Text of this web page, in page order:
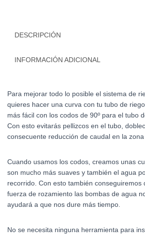
DESCRIPCIÓN
INFORMACIÓN ADICIONAL
Para mejorar todo lo posible el sistema de
quieres hacer una curva con tu tubo de
más fácil con los codos de 90º para el tubo
Con esto evitarás pellizcos en el tubo,
consecuente reducción de caudal en la
Cuando usamos los codos, creamos unas
son mucho más suaves y también el agua
recorrido. Con esto también conseguiremos
fuerza de rozamiento las bombas de agua
ayudará a que nos dure más tiempo.
No se necesita ninguna herramienta para